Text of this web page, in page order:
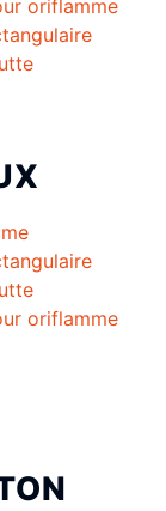
oriflamme
oriflamme